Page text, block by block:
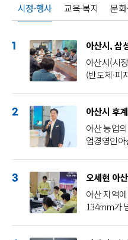
시정·행사 교육·복지 문화
1
아산시(시
(반도체·피
대규모 투
대로 연결
라, ‘삼성
단)’을 구
행정체계를
방침에 따
를 열고, 삼
계 구축 방
장은 김범
진단은 단
2
아산 농업
업경영인
행사는 농
있는 후계
유대감을
전에 대한
기념식에서
3
아산 지역
134mm가